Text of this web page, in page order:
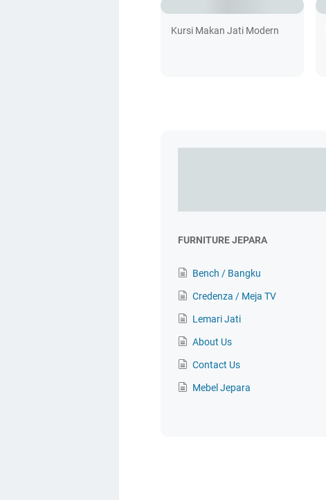
Kursi Makan Jati Modern
FURNITURE JEPARA
Bench / Bangku
Credenza / Meja TV
Lemari Jati
About Us
Contact Us
Mebel Jepara